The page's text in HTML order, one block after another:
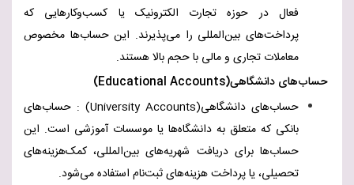
فعال در حوزه تجارت الکترونیک یا کسب‌وکارهایی که
پرداخت‌های بین‌المللی را می‌پذیرند. این حساب‌ها مخصوص
معاملات تجاری و مالی با حجم بالا هستند.
حساب‌های دانشگاهی(Educational Accounts)
حساب‌های دانشگاهی(University Accounts) : حساب‌های
بانکی که متعلق به دانشگاه‌ها یا موسسات آموزشی است. این
حساب‌ها برای دریافت شهریه‌های بین‌المللی، کمک‌هزینه‌های
تحصیلی، یا پرداخت هزینه‌های ثبت‌نام استفاده می‌شود.